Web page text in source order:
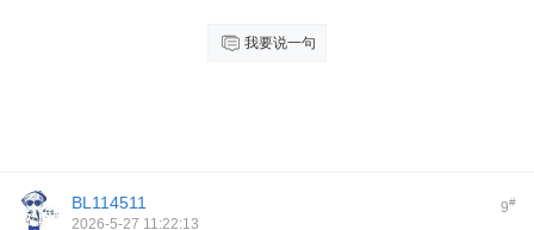
我要说一句
9#
BL114511
2026-5-27 11:22:13